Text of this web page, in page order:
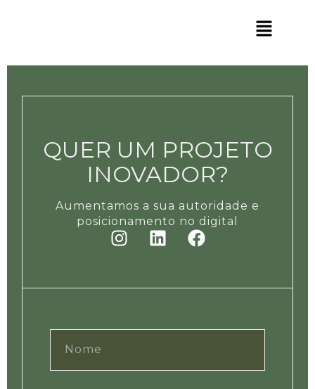
QUER UM PROJETO
INOVADOR?
Aumentamos a sua autoridade e
posicionamento no digital